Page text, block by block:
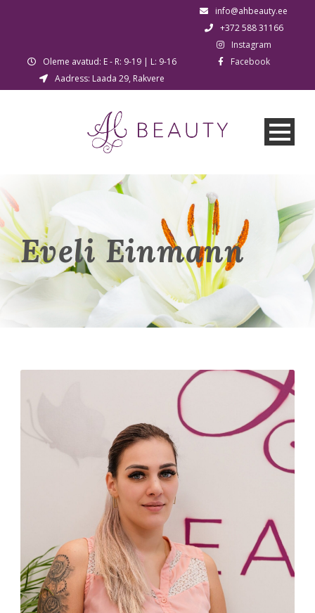
Oleme avatud: E - R: 9-19 | L: 9-16
Aadress: Laada 29, Rakvere
info@ahbeauty.ee
+372 588 31166
Instagram
Facebook
Eveli Einmann